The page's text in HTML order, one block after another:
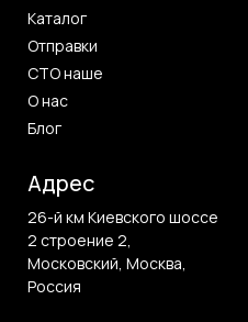
Каталог
Отправки
СТО наше
О нас
Блог
Адрес
26-й км Киевского шоссе
2 строение 2,
Московский, Москва,
Россия